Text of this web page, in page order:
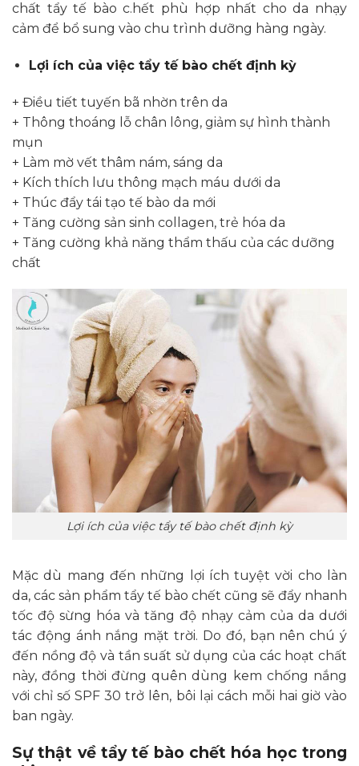
chất tẩy tế bào c.hết phù hợp nhất cho da nhạy
cảm để bổ sung vào chu trình dưỡng hàng ngày.
Lợi ích của việc tẩy tế bào chết định kỳ
+ Điều tiết tuyến bã nhờn trên da
+ Thông thoáng lỗ chân lông, giảm sự hình thành
mụn
+ Làm mờ vết thâm nám, sáng da
+ Kích thích lưu thông mạch máu dưới da
+ Thúc đẩy tái tạo tế bào da mới
+ Tăng cường sản sinh collagen, trẻ hóa da
+ Tăng cường khả năng thẩm thấu của các dưỡng
chất
Lợi ích của việc tẩy tế bào chết định kỳ
Mặc dù mang đến những lợi ích tuyệt vời cho làn
da, các sản phẩm tẩy tế bào chết cũng sẽ đẩy nhanh
tốc độ sừng hóa và tăng độ nhạy cảm của da dưới
tác động ánh nắng mặt trời. Do đó, bạn nên chú ý
đến nồng độ và tần suất sử dụng của các hoạt chất
này, đồng thời đừng quên dùng kem chống nắng
với chỉ số SPF 30 trở lên, bôi lại cách mỗi hai giờ vào
ban ngày.
Sự thật về tẩy tế bào chết hóa học trong